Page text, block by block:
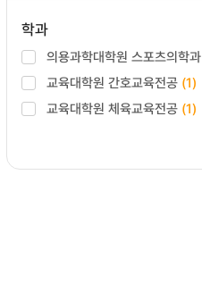
학과
의용과학대학원 스포츠의학과
교육대학원 간호교육전공 (1)
교육대학원 체육교육전공 (1)